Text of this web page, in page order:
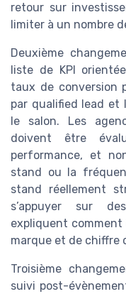
retour sur
limiter à un nombre
Deuxième
liste de KPI
taux de conversion
par qualified lead et
le salon. Les
doivent être
performance, et
stand ou la
stand réellement
s’appuyer sur
expliquent
marque et de chiffre
Troisième
suivi post-